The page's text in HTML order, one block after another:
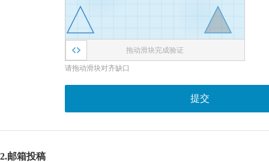
拖动滑块完成验证
请拖动滑块对齐缺口
提交
2.邮箱投稿